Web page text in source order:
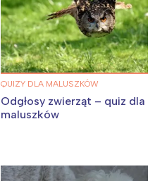
QUIZY DLA MALUSZKÓW
Odgłosy zwierząt – quiz dla
maluszków